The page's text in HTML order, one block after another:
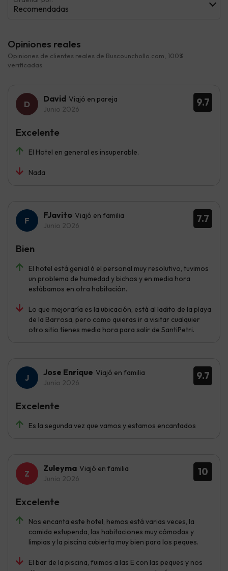
Recomendadas
Opiniones reales
Opiniones de clientes reales de Buscounchollo.com, 100%
verificadas.
9.7
David Viajó en pareja
Junio 2026
El Hotel en general es insuperable.
Nada
Excelente
7.7
FJavito Viajó en familia
Junio 2026
El hotel está genial 6 el personal muy resolutivo, tuvimos
un problema de humedad y bichos y en media hora
estábamos en otra habitación.
Lo que mejoraría es la ubicación, está al ladito de la playa
de la Barrosa, pero como quieras ir a visitar cualquier
otro sitio tienes media hora para salir de SantiPetri.
Bien
9.7
Jose Enrique Viajó en familia
Junio 2026
Es la segunda vez que vamos y estamos encantados
Excelente
10
Zuleyma Viajó en familia
Junio 2026
Nos encanta este hotel, hemos está varias veces, la
comida estupenda, las habitaciones muy cómodas y
limpias y la piscina cubierta muy bien para los peques.
El bar de la piscina, fuimos a las E con las peques y nos
Excelente